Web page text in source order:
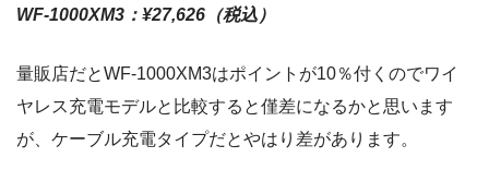
WF-1000XM3：¥27,626（税込）
量販店だとWF-1000XM3はポイントが10％付くのでワイ
ヤレス充電モデルと比較すると僅差になるかと思います
が、ケーブル充電タイプだとやはり差があります。